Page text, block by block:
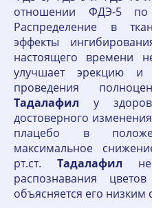
отношении ФДЭ-5
Распределение в
эффекты
настоящего времени
улучшает эрекцию и
проведения
Тадалафил у
достоверного
плацебо в
максимальное
рт.ст. Тадалафил не
распознавания
объясняется его низким